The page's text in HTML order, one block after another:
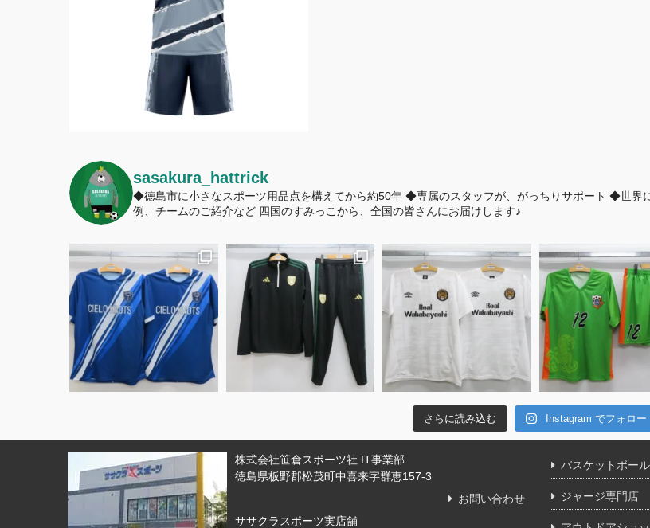
sasakura_hattrick
◆徳島市に小さなスポーツ用品点を構えてから約50年 ◆専属のスタッフが、がっちりサポート ◆世界
例、チームのご紹介など 四国のすみっこから、全国の皆さんにお届けします♪
さらに読み込む Instagram でフォロー
株式会社笹倉スポーツ社 IT事業部
徳島県板野郡松茂町中喜来字群恵157-3
お問い合わせ
ササクラスポーツ実店舗
バスケットボー
ジャージ専門店